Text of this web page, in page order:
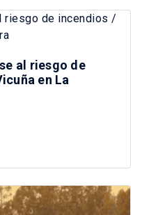
al riesgo de
en La